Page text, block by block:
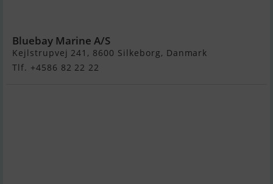
Bluebay Marine A/S
Kejlstrupvej 241, 8600 Silkeborg, Danmark
Tlf. +4586 82 22 22